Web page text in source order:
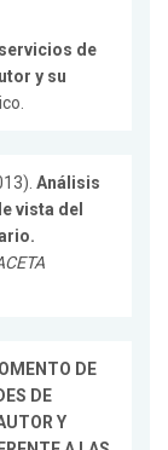
de
y su
Análisis
vista del
DE
DE
Y